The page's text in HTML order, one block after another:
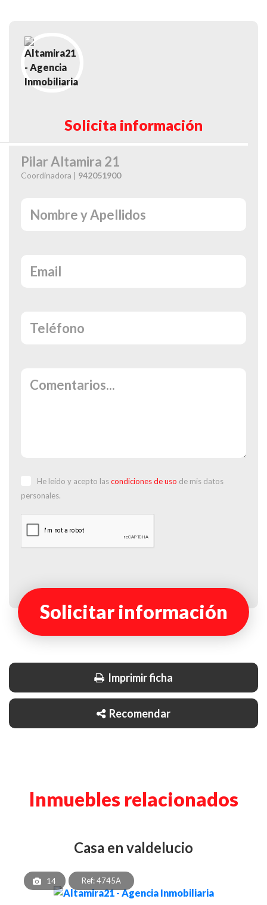
Solicita información
Pilar Altamira 21
Coordinadora | 942051900
He leído y acepto lascondiciones de uso de mis datos
personales.
Solicitar información
Imprimir ficha
Recomendar
Inmuebles relacionados
casa en valdelucio
14 Ref: 4745A